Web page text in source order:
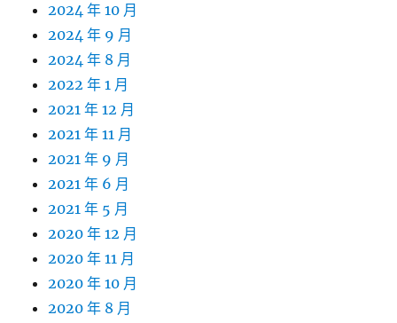
2024 年 10 月
2024 年 9 月
2024 年 8 月
2022 年 1 月
2021 年 12 月
2021 年 11 月
2021 年 9 月
2021 年 6 月
2021 年 5 月
2020 年 12 月
2020 年 11 月
2020 年 10 月
2020 年 8 月